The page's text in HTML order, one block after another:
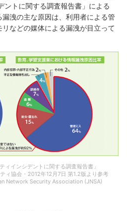
ントに関する調査報告書」による
洩の主な原因は、利用者による管
などの媒体による漏洩が目立って
ィインシデントに関する調査報告書」
ィ協会・2012年12月7日 第1.2版より参考
Network Security Association (JNSA)